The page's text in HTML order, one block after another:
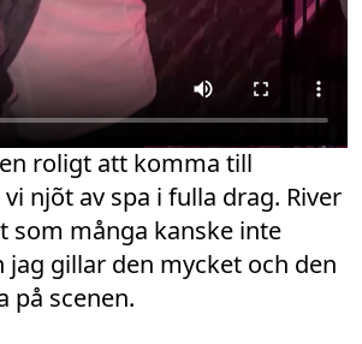
roligt att komma till
njõt av spa i fulla drag. River
som många kanske inte
gillar den mycket och den
på scenen.